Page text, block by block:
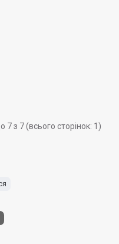
7 з 7 (всього сторінок: 1)